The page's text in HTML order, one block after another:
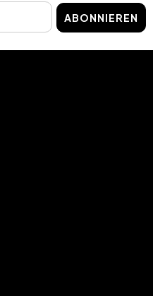
ABONNIEREN